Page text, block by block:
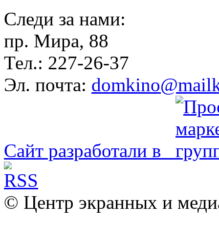
Следи за нами:
пр. Мира, 88
Тел.: 227-26-37
Эл. почта:
Сайт разработали в
© Центр экранных и